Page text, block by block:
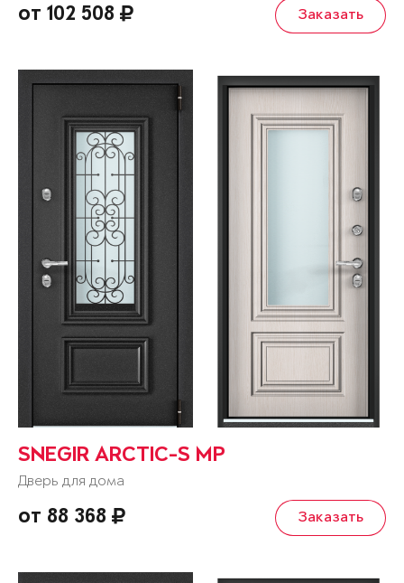
от 102 508 Заказать
SNEGIR ARCTIC-S MP
Дверь для дома
от 88 368 Заказать